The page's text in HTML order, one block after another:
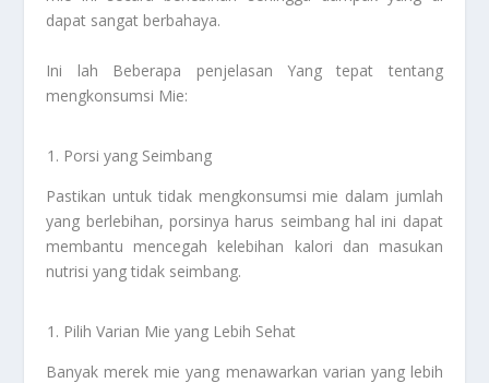
dapat sangat berbahaya.
Ini lah Beberapa penjelasan Yang tepat tentang
mengkonsumsi Mie:
Porsi yang Seimbang
Pastikan untuk tidak mengkonsumsi mie dalam jumlah
yang berlebihan, porsinya harus seimbang hal ini dapat
membantu mencegah kelebihan kalori dan masukan
nutrisi yang tidak seimbang.
Pilih Varian Mie yang Lebih Sehat
Banyak merek mie yang menawarkan varian yang lebih